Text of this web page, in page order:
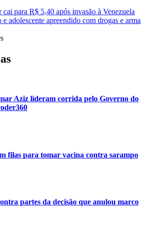
cai para R$ 5,40 após invasão à Venezuela
e adolescente apreendido com drogas e arma
Aziz lideram corrida pelo Governo do
filas para tomar vacina contra sarampo
partes da decisão que anulou marco